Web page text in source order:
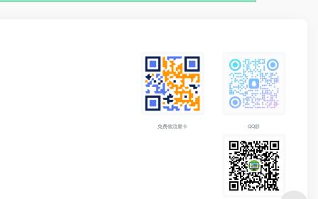
免费领流量卡 QQ群